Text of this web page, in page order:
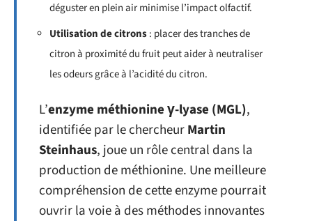
déguster en plein air minimise l’impact olfactif.
Utilisation de citrons: placer des tranches de
citron à proximité du fruit peut aider à neutraliser
les odeurs grâce à l’acidité du citron.
L’enzyme méthionine γ-lyase (MGL),
identifiée par le chercheurMartin
Steinhaus, joue un rôle central dans la
production de méthionine. Une meilleure
compréhension de cette enzyme pourrait
ouvrir la voie à des méthodes innovantes